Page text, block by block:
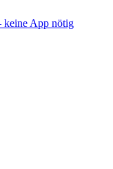
keine App nötig